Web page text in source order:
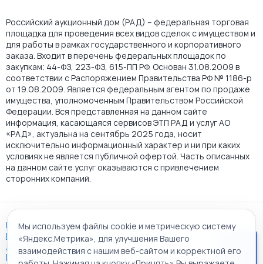
Российский аукционный дом (РАД) – федеральная торговая
площадка для проведения всех видов сделок с имуществом и
для работы в рамках государственного и корпоративного
заказа. Входит в перечень федеральных площадок по
закупкам: 44-ФЗ, 223-ФЗ, 615-ПП РФ. Основан 31.08.2009 в
соответствии с Распоряжением Правительства РФ № 1186-р
от 19.08.2009. Является федеральным агентом по продаже
имущества, уполномоченным Правительством Российской
Федерации. Вся представленная на данном сайте
информация, касающаяся сервисов ЭТП РАД и услуг АО
«РАД», актуальна на сентябрь 2025 года, носит
исключительно информационный характер и ни при каких
условиях не является публичной офертой. Часть описанных
на данном сайте услуг оказываются с привлечением
сторонних компаний.
Пользовательское соглашение
Политика АО "РАД" в отношении обработки персональных
данных
Политика обработки файлов cookie
Мы используем файлы cookie и метрическую систему
«Яндекс.Метрика», для улучшения Вашего
взаимодействия с нашим веб-сайтом и корректной его